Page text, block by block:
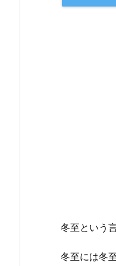
冬至という
冬至には冬